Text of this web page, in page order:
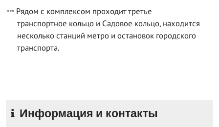
Рядом с комплексом проходит третье
транспортное кольцо и Садовое кольцо, находится
несколько станций метро и остановок городского
транспорта.
Информация и контакты